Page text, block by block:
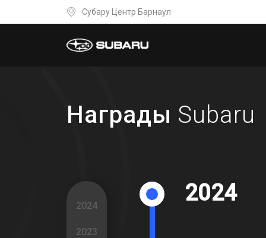
Субару Центр Барнаул
2024
2023
Награды Subaru
2024